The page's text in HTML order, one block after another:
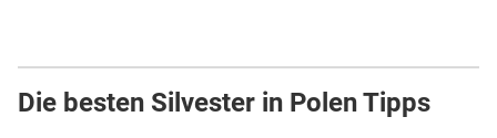
Die besten Silvester in Polen Tipps